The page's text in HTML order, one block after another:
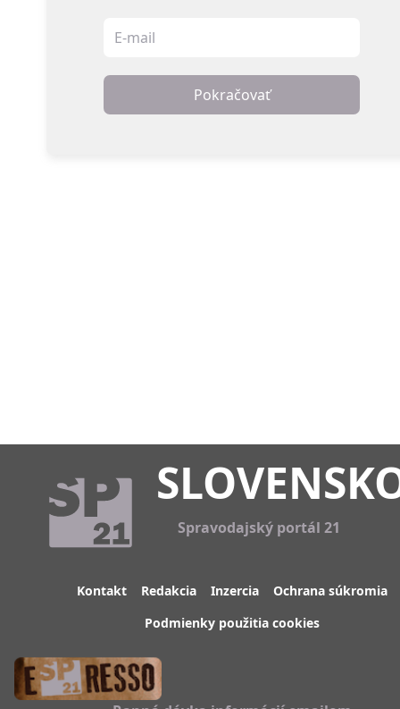
Pokračovať
Spravodajský portál 21
Kontakt Redakcia Inzercia
Ochrana súkromia
Podmienky použitia cookies